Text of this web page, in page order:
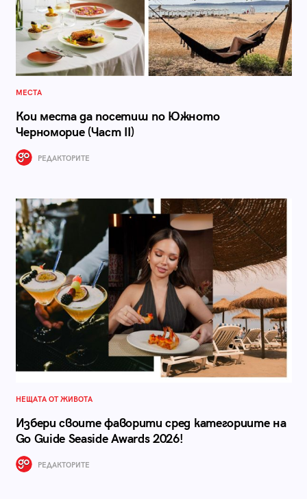
МЕСТА
Кои места да посетиш по Южното
Черноморие (Част II)
РЕДАКТОРИТЕ
НЕЩАТА ОТ ЖИВОТА
Избери своите фаворити сред категориите на
Go Guide Seaside Awards 2026!
РЕДАКТОРИТЕ